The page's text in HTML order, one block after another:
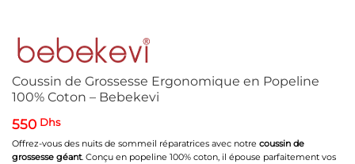
Coussin de Grossesse Ergonomique en Popeline
100% Coton – Bebekevi
550 Dhs
Offrez-vous des nuits de sommeil réparatrices avec notre coussin de
grossesse géant. Conçu en popeline 100% coton, il épouse parfaitement vos